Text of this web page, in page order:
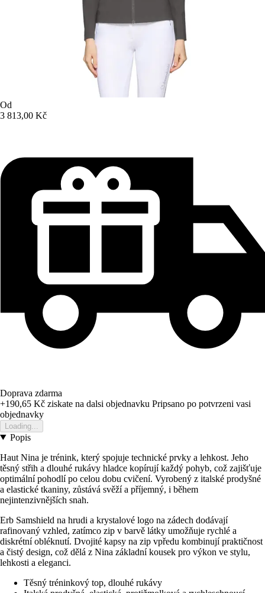
Od
3 813,00 Kč
Doprava zdarma
+190,65 Kč ziskate na dalsi objednavku Pripsano po potvrzeni vasi
objednavky
Loading...
Popis
Haut Nina je trénink, který spojuje technické prvky a lehkost. Jeho
těsný střih a dlouhé rukávy hladce kopírují každý pohyb, což zajišťuje
optimální pohodlí po celou dobu cvičení. Vyrobený z italské prodyšné
a elastické tkaniny, zůstává svěží a příjemný, i během
nejintenzivnějších snah.
Erb Samshield na hrudi a krystalové logo na zádech dodávají
rafinovaný vzhled, zatímco zip v barvě látky umožňuje rychlé a
diskrétní obléknutí. Dvojité kapsy na zip vpředu kombinují praktičnost
a čistý design, což dělá z Nina základní kousek pro výkon ve stylu,
lehkosti a eleganci.
Těsný tréninkový top, dlouhé rukávy